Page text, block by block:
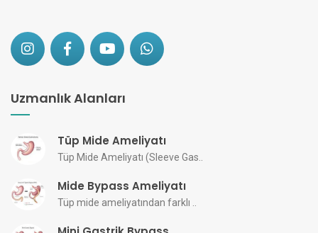
Uzmanlık Alanları
Tüp Mide Ameliyatı
Tüp Mide Ameliyatı (Sleeve Gas..
Mide Bypass Ameliyatı
Tüp mide ameliyatından farklı ..